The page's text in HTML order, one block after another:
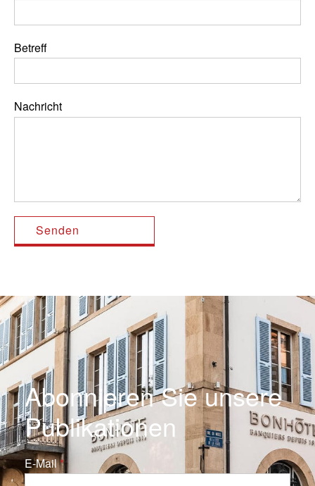
Betreff
Nachricht
Abonnieren Sie unsere
Publikationen
E-Mail